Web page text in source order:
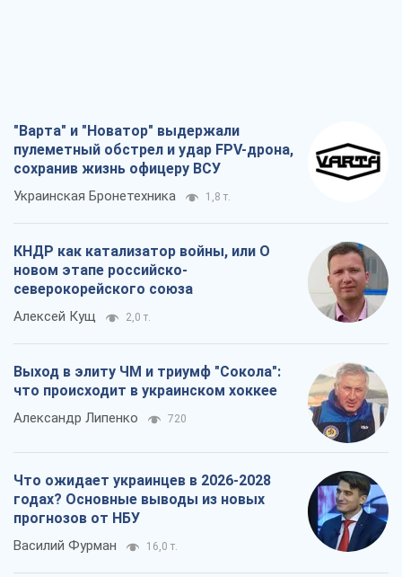
"Варта" и "Новатор" выдержали
пулеметный обстрел и удар FPV-дрона,
сохранив жизнь офицеру ВСУ
Украинская Бронетехника 1,8 т.
КНДР как катализатор войны, или О
новом этапе российско-
северокорейского союза
Алексей Кущ 2,0 т.
Выход в элиту ЧМ и триумф "Сокола":
что происходит в украинском хоккее
Александр Липенко 720
Что ожидает украинцев в 2026-2028
годах? Основные выводы из новых
прогнозов от НБУ
Василий Фурман 16,0 т.